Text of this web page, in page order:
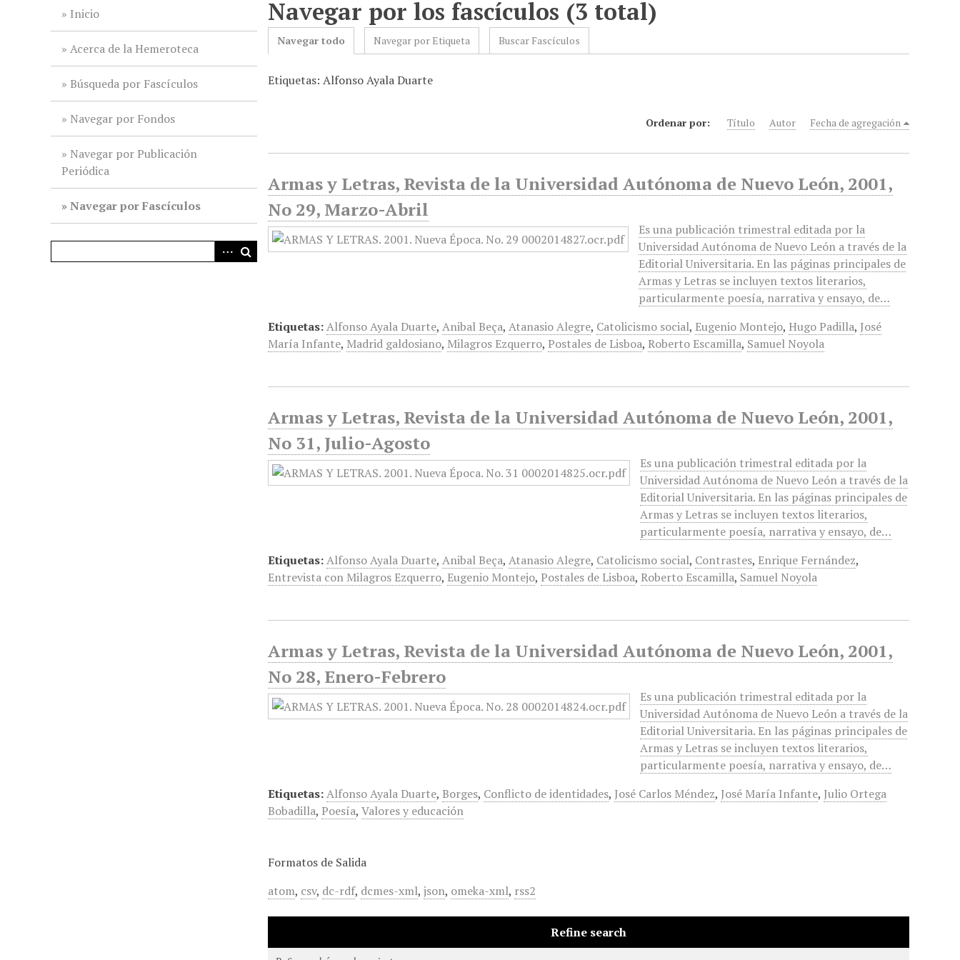
Inicio
Acerca de la Hemeroteca
Búsqueda por Fascículos
Navegar por Fondos
Navegar por Publicación
Periódica
Navegar por Fascículos
Navegar por los fascículos (3 total)
Navegar todo Navegar por Etiqueta Buscar Fascículos
Etiquetas: Alfonso Ayala Duarte
Ordenar por: Título Autor Fecha de agregación
Armas y Letras, Revista de la Universidad Autónoma de Nuevo León, 2001,
No 29, Marzo-Abril
Es una publicación trimestral editada por la
Universidad Autónoma de Nuevo León a través de la
Editorial Universitaria. En las páginas principales de
Armas y Letras se incluyen textos literarios,
particularmente poesía, narrativa y ensayo, de…
Etiquetas:Alfonso Ayala Duarte,Anibal Beça,Atanasio Alegre, Catolicismo social, Eugenio Montejo, Hugo Padilla, José
María Infante, Madrid galdosiano, Milagros Ezquerro, Postales de Lisboa, Roberto Escamilla, Samuel Noyola
Armas y Letras, Revista de la Universidad Autónoma de Nuevo León, 2001,
No 31, Julio-Agosto
Es una publicación trimestral editada por la
Universidad Autónoma de Nuevo León a través de la
Editorial Universitaria. En las páginas principales de
Armas y Letras se incluyen textos literarios,
particularmente poesía, narrativa y ensayo, de…
Etiquetas:Alfonso Ayala Duarte,Anibal Beça,Atanasio Alegre, Catolicismo social, Contrastes, Enrique Fernández,
Entrevista con Milagros Ezquerro, Eugenio Montejo, Postales de Lisboa, Roberto Escamilla, Samuel Noyola
Armas y Letras, Revista de la Universidad Autónoma de Nuevo León, 2001,
No 28, Enero-Febrero
Es una publicación trimestral editada por la
Universidad Autónoma de Nuevo León a través de la
Editorial Universitaria. En las páginas principales de
Armas y Letras se incluyen textos literarios,
particularmente poesía, narrativa y ensayo, de…
Etiquetas:Alfonso Ayala Duarte, Borges, Conflicto de identidades, José Carlos Méndez, José María Infante, Julio Ortega
Bobadilla, Poesía,Valores y educación
Formatos de Salida
atom, csv, dc-rdf, dcmes-xml,json, omeka-xml, rss2
Refine search